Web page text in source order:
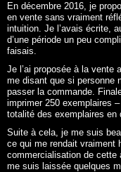
En décembre 2016, je
en vente sans vraiment
intuition. Je l’avais écrite,
d’une période un peu
faisais.
Je l’ai proposée à la vente
me disant que si personne
passer la commande.
imprimer 250 exemplaires
totalité des exemplaires en
Suite à cela, je me suis
ce qui me rendait vraiment
commercialisation de
me suis laissée quelques